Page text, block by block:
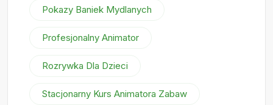
Pokazy Baniek Mydlanych
Profesjonalny Animator
Rozrywka Dla Dzieci
Stacjonarny Kurs Animatora Zabaw